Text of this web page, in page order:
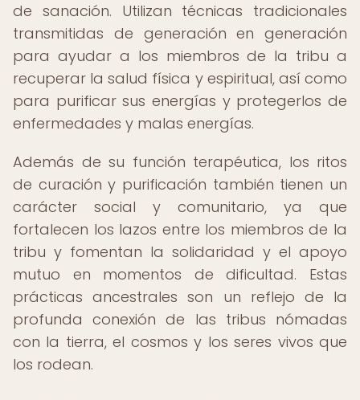
de sanación. Utilizan técnicas tradicionales
transmitidas de generación en generación
para ayudar a los miembros de la tribu a
recuperar la salud física y espiritual, así como
para purificar sus energías y protegerlos de
enfermedades y malas energías.
Además de su función terapéutica, los ritos
de curación y purificación también tienen un
carácter social y comunitario, ya que
fortalecen los lazos entre los miembros de la
tribu y fomentan la solidaridad y el apoyo
mutuo en momentos de dificultad. Estas
prácticas ancestrales son un reflejo de la
profunda conexión de las tribus nómadas
con la tierra, el cosmos y los seres vivos que
los rodean.